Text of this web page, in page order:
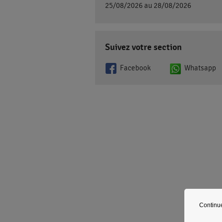
25/08/2026 au 28/08/2026
Suivez votre section
Facebook Whatsapp